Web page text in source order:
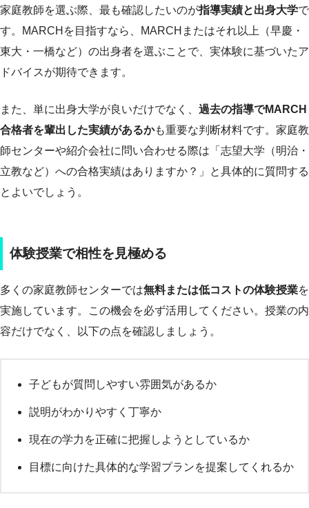
家庭教師を選ぶ際、最も確認したいのが指導実績と出身大学で
す。MARCHを目指すなら、MARCHまたはそれ以上（早慶・
東大・一橋など）の出身者を選ぶことで、実体験に基づいたア
ドバイスが期待できます。
また、単に出身大学が良いだけでなく、 過去の指導でMARCH
合格者を輩出した実績があるかも重要な判断材料です。家庭教
師センターや紹介会社に問い合わせる際は「志望大学（明治・
立教など）への合格実績はありますか？」と具体的に質問する
とよいでしょう。
体験授業で相性を見極める
多くの家庭教師センターでは無料または低コストの体験授業を
実施しています。この機会を必ず活用してください。授業の内
容だけでなく、以下の点を確認しましょう。
子どもが質問しやすい雰囲気があるか
説明がわかりやすく丁寧か
現在の学力を正確に把握しようとしているか
目標に向けた具体的な学習プランを提案してくれるか